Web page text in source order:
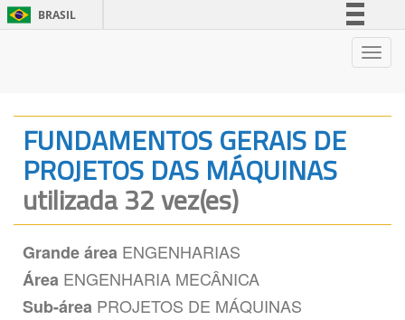
BRASIL
Legislação
Canais
FUNDAMENTOS GERAIS DE
PROJETOS DAS MÁQUINAS
utilizada 32 vez(es)
Grande área ENGENHARIAS
Área ENGENHARIA MECÂNICA
Sub-área PROJETOS DE MÁQUINAS